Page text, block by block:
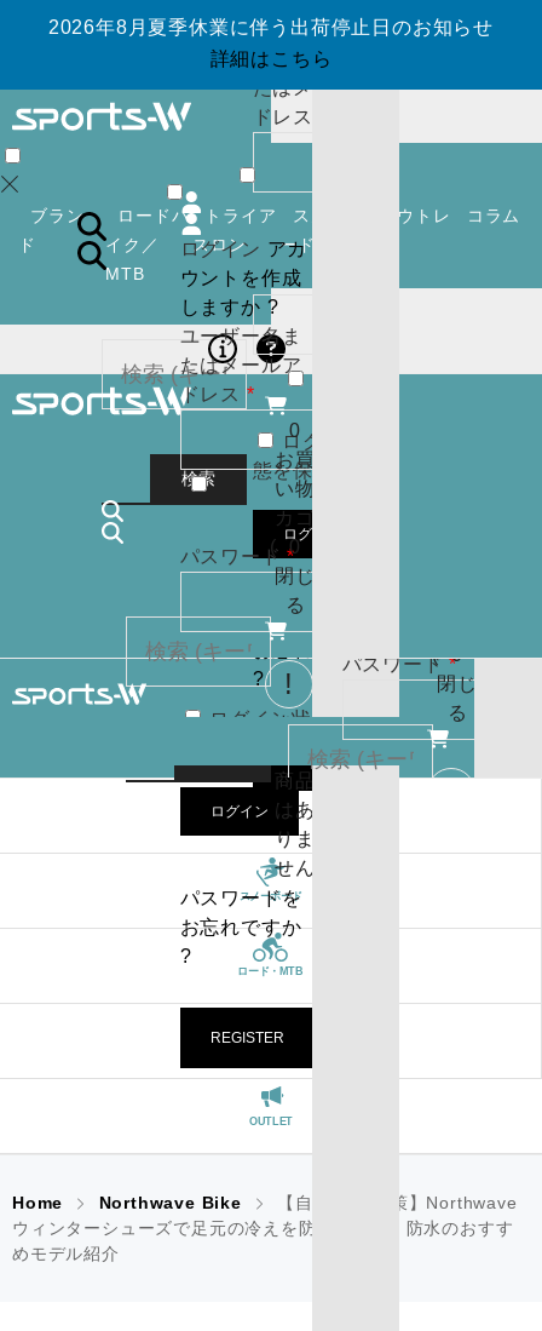
2026年8月夏季休業に伴う出荷停止日のお知らせ
詳細はこちら
ブラン
ド
ロードバ
イク／
MTB
トライア
スロン
スノーボ
ード
アウトレ
コラム
検索
しますか ?
ユーザー名ま
たはメールア
ドレス
パスワード
ログイン状
態を保存
ログイン
パスワードを
?
REGISTER
ログイン アカ
ウントを作成
しますか ?
ユーザー名ま
たはメールア
ドレス *必
須
パスワード*必
須
ログイン状
ログイン
パスワードを
お忘れですか
?
REGISTER
0
お買
い物
カゴ
( 0
閉じ
る
カー
トに
商品
はあ
りま
せん
パスワード*必
須
態を保存
パスワードを
( 0 )
閉じ
る
トに
ブランド
スノーボード
ロード・MTB
トライアスロン
OUTLET
Home Northwave Bike
【自転車 冬対策】Northwave
ウィンターシューズで足元の冷えを防ぐ｜防寒・防水のおすす
めモデル紹介